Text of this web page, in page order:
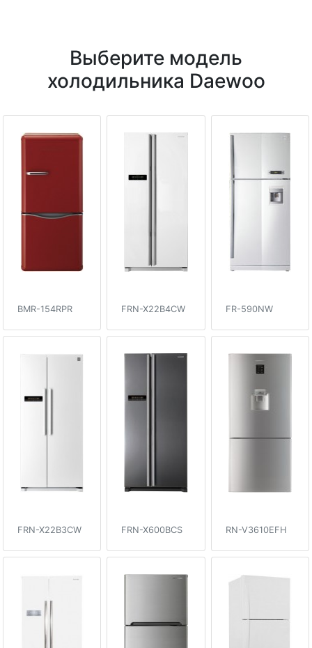
Выберите модель
холодильника Daewoo
BMR-154RPR FRN-X22B4CW FR-590NW
FRN-X22B3CW FRN-X600BCS RN-V3610EFH